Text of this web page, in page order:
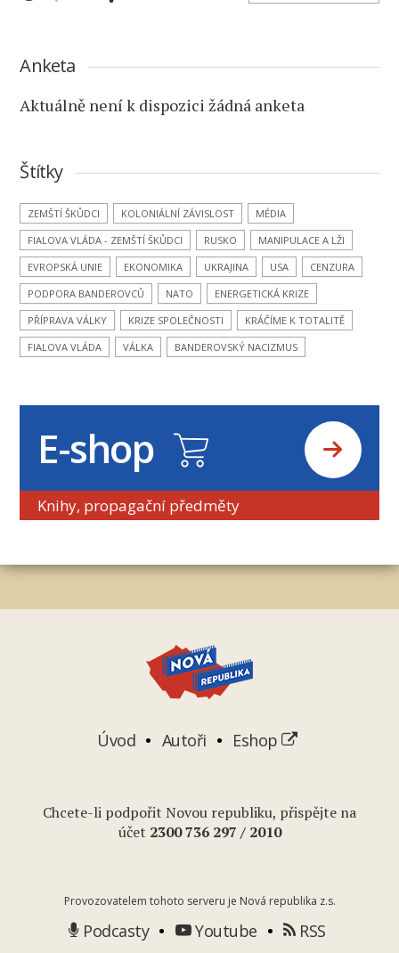
Anketa
Aktuálně není k dispozici žádná anketa
Štítky
ZEMŠTÍ ŠKŮDCI KOLONIÁLNÍ ZÁVISLOST
MÉDIA
FIALOVA VLÁDA - ZEMŠTÍ ŠKŮDCI
RUSKO
MANIPULACE A LŽI
EVROPSKÁ UNIE
EKONOMIKA UKRAJINA USA
CENZURA
PODPORA BANDEROVCŮ
NATO
ENERGETICKÁ KRIZE
PŘÍPRAVA VÁLKY
KRIZE SPOLEČNOSTI
KRÁČÍME K TOTALITĚ
FIALOVA VLÁDA
VÁLKA BANDEROVSKÝ NACIZMUS
E-shop
Knihy, propagační předměty
Úvod Autoři Eshop
Chcete-li podpořit Novou republiku, přispějte na
účet 2300 736 297 / 2010
Provozovatelem tohoto serveru je Nová republika z.s.
Podcasty Youtube RSS